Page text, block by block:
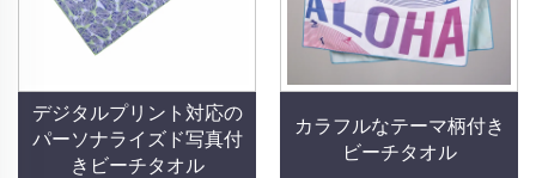
デジタルプリント対応の
パーソナライズド写真付
きビーチタオル
カラフルなテーマ柄付き
ビーチタオル